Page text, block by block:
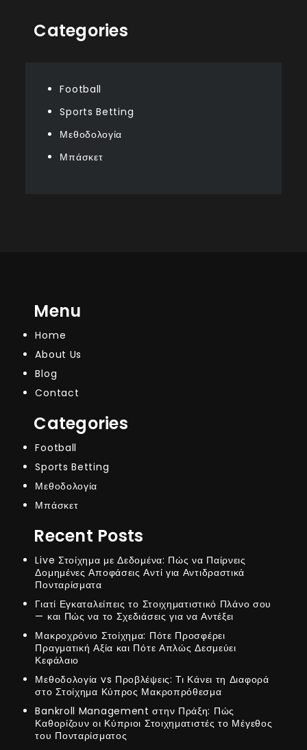
Categories
Football
Sports Betting
Μεθοδολογία
Μπάσκετ
Menu
Home
About Us
Blog
Contact
Categories
Football
Sports Betting
Μεθοδολογία
Μπάσκετ
Recent Posts
Live Στοίχημα με Δεδομένα: Πώς να Παίρνεις
Δομημένες Αποφάσεις Αντί για Αντιδραστικά
Πονταρίσματα
Γιατί Εγκαταλείπεις το Στοιχηματιστικό Πλάνο σου
— και Πώς να το Σχεδιάσεις για να Αντέξει
Μακροχρόνιο Στοίχημα: Πότε Προσφέρει
Πραγματική Αξία και Πότε Απλώς Δεσμεύει
Κεφάλαιο
Μεθοδολογία vs Προβλέψεις: Τι Κάνει τη Διαφορά
στο Στοίχημα Κύπρος Μακροπρόθεσμα
Bankroll Management στην Πράξη: Πώς
Καθορίζουν οι Κύπριοι Στοιχηματιστές το Μέγεθος
του Πονταρίσματος